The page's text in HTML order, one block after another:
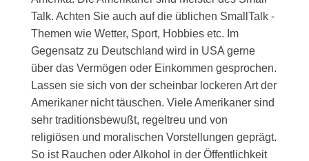
Talk. Achten Sie auch auf die üblichen SmallTalk -
Themen wie Wetter, Sport, Hobbies etc. Im
Gegensatz zu Deutschland wird in USA gerne
über das Vermögen oder Einkommen gesprochen.
Lassen sie sich von der scheinbar lockeren Art der
Amerikaner nicht täuschen. Viele Amerikaner sind
sehr traditionsbewußt, regeltreu und von
religiösen und moralischen Vorstellungen geprägt.
So ist Rauchen oder Alkohol in der Öffentlichkeit